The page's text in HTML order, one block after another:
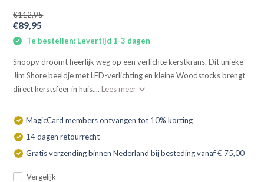
€112,95
€89,95
Te bestellen: Levertijd 1-3 dagen
Snoopy droomt heerlijk weg op een verlichte kerstkrans. Dit unieke
Jim Shore beeldje met LED-verlichting en kleine Woodstocks brengt
direct kerstsfeer in huis.... Lees meer
MagicCard members ontvangen tot 10% korting
14 dagen retourrecht
Gratis verzending binnen Nederland bij besteding vanaf € 75,00
Vergelijk